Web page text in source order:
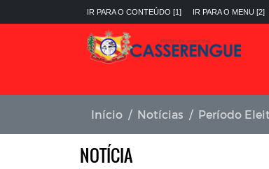
IR PARA O CONTEÚDO [1] IR PARA O MENU [2]
Início Notícias Período
NOTÍCIA